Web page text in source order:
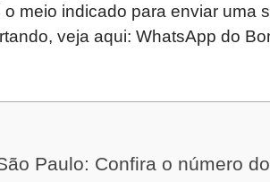
meio indicado para enviar uma
veja aqui: WhatsApp do
Paulo: Confira o número